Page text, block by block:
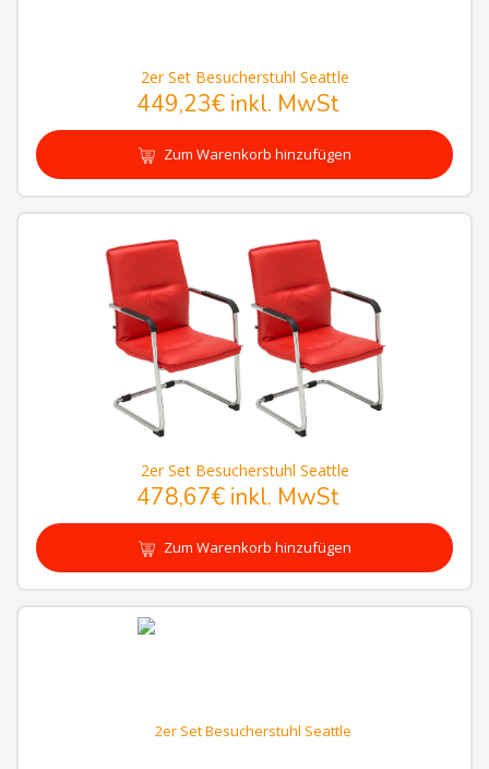
2er Set Besucherstuhl Seattle
449,23€inkl. MwSt
Zum Warenkorb hinzufügen
2er Set Besucherstuhl Seattle
478,67€inkl. MwSt
Zum Warenkorb hinzufügen